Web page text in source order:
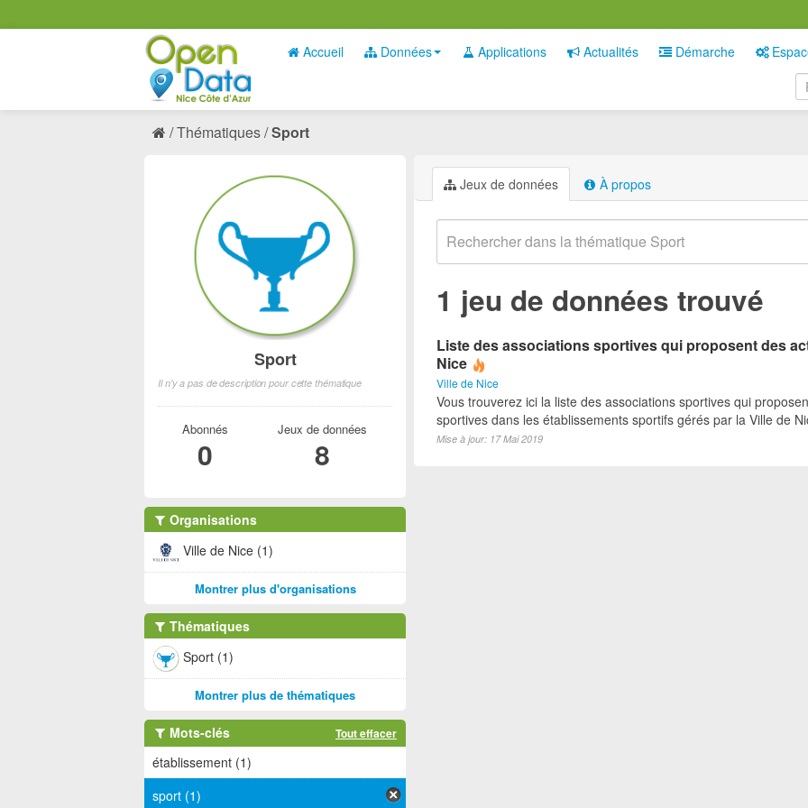
Accueil Données Applications Actualités Démarche
Thématiques Sport
Jeux de données À propos
1 jeu de données trouvé
Liste des associations sportives qui proposent des
Nice
Ville de Nice
Vous trouverez ici la liste des associations sportives qui
sportives dans les établissements sportifs gérés par la Ville de
Mise à jour: 17 Mai 2019
Sport
Il n'y a pas de description pour cette thématique
Abonnés
0
Jeux de données
8
Organisations
Ville de Nice (1)
Montrer plus d'organisations
Thématiques
Sport (1)
Montrer plus de thématiques
Mots-clés Tout effacer
établissement (1)
sport (1)